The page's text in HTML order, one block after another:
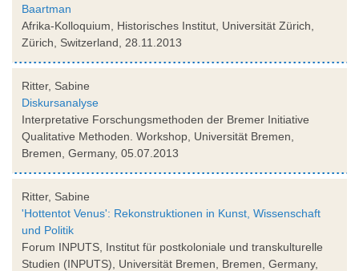
Baartman
Afrika-Kolloquium, Historisches Institut, Universität Zürich,
Zürich, Switzerland, 28.11.2013
Ritter, Sabine
Diskursanalyse
Interpretative Forschungsmethoden der Bremer Initiative
Qualitative Methoden. Workshop, Universität Bremen,
Bremen, Germany, 05.07.2013
Ritter, Sabine
'Hottentot Venus': Rekonstruktionen in Kunst, Wissenschaft
und Politik
Forum INPUTS, Institut für postkoloniale und transkulturelle
Studien (INPUTS), Universität Bremen, Bremen, Germany,